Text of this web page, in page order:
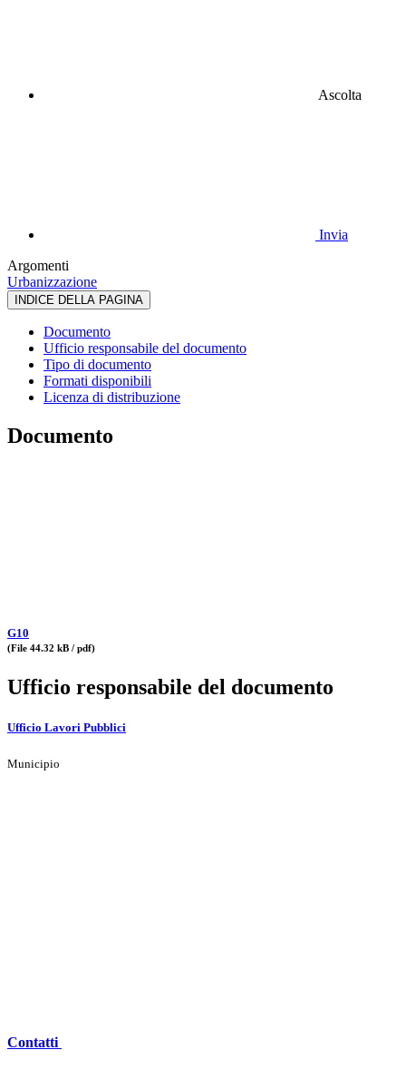
Ascolta
Invia
Argomenti
Urbanizzazione
INDICE DELLA PAGINA
Documento
Ufficio responsabile del documento
Tipo di documento
Formati disponibili
Licenza di distribuzione
Documento
G10
(File 44.32 kB / pdf)
Ufficio responsabile del documento
Ufficio Lavori Pubblici
Municipio
Contatti